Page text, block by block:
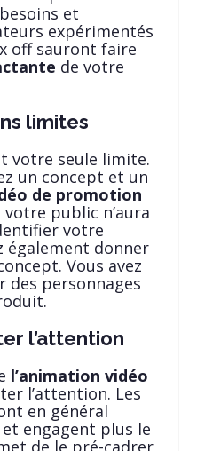
et
expérimentés
off sauront faire
de votre
limites
votre seule limite.
un concept et un
de promotion
public n’aura
votre
également donner
Vous avez
des personnages
l’attention
l’animation vidéo
l’attention. Les
en général
engagent plus le